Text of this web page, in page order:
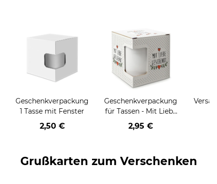
Geschenkverpackung
1 Tasse mit Fenster
2,50 €
Geschenkverpackung
für Tassen - Mit Liebe
geschenkt
2,95 €
Grußkarten zum Verschenken